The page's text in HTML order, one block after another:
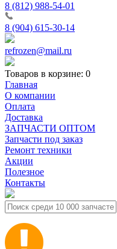
8 (812) 988-54-01
8 (904) 615-30-14
refrozen@mail.ru
Товаров в корзине: 0
Главная
О компании
Оплата
Доставка
ЗАПЧАСТИ ОПТОМ
Запчасти под заказ
Ремонт техники
Акции
Полезное
Контакты